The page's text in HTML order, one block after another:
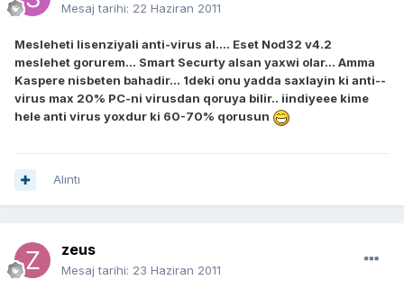
Mesaj tarihi: 22 Haziran 2011
Mesleheti lisenziyali anti-virus al.... Eset Nod32 v4.2
meslehet gorurem... Smart Securty alsan yaxwi olar... Amma
Kaspere nisbeten bahadir... 1deki onu yadda saxlayin ki anti--
virus max 20% PC-ni virusdan qoruya bilir.. iindiyeee kime
hele anti virus yoxdur ki 60-70% qorusun
Alıntı
zeus
Mesaj tarihi: 23 Haziran 2011